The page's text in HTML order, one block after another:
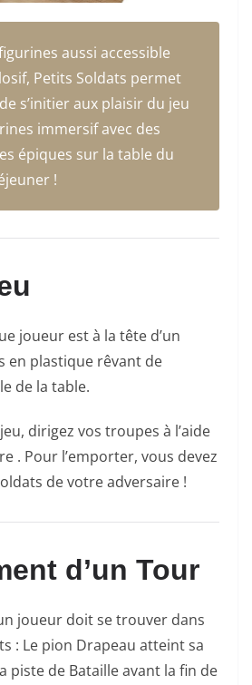
aussi accessible
Petits Soldats permet
s’initier aux plaisir du jeu
immersif avec des
épiques sur la table du
!
joueur est à la tête d’un
en plastique rêvant de
de la table.
dirigez vos troupes à l’aide
. Pour l’emporter, vous devez
de votre adversaire !
d’un Tour
joueur doit se trouver dans
: Le pion Drapeau atteint sa
piste de Bataille avant la fin de